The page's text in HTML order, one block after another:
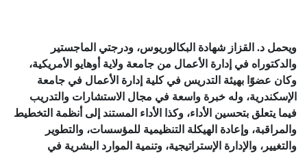
ويحمل د. القزاز شهادة البكالوريوس، ودرجتي الماجستير
والدكتوراه في إدارة الأعمال من جامعة ولاية أوهايو الأمريكية،
وكان عضوًا بهيئة التدريس في كلية إدارة الأعمال في جامعة
الإسكندرية، وله خبرة واسعة في مجال الاستشارات والتدريب
فيما يتعلق بتحسين الأداء، وكذا الأداء المستند إلى أنظمة التخطيط
والمراقبة، وإعادة الهيكلة التنظيمية للمؤسسات، والتطوير
والتغيير، والإدارة الإستراتيجية، وتنمية الموارد البشرية في